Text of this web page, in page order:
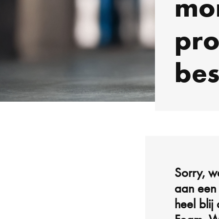
Sorry,
aan
heel blij